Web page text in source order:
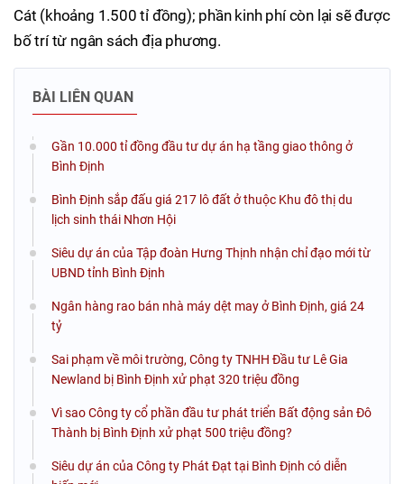
Cát (khoảng 1.500 tỉ đồng); phần kinh phí còn lại sẽ được
bố trí từ ngân sách địa phương.
BÀI LIÊN QUAN
Gần 10.000 tỉ đồng đầu tư dự án hạ tầng giao thông ở
Bình Định
Bình Định sắp đấu giá 217 lô đất ở thuộc Khu đô thị du
lịch sinh thái Nhơn Hội
Siêu dự án của Tập đoàn Hưng Thịnh nhận chỉ đạo mới từ
UBND tỉnh Bình Định
Ngân hàng rao bán nhà máy dệt may ở Bình Định, giá 24
tỷ
Sai phạm về môi trường, Công ty TNHH Đầu tư Lê Gia
Newland bị Bình Định xử phạt 320 triệu đồng
Vì sao Công ty cổ phần đầu tư phát triển Bất động sản Đô
Thành bị Bình Định xử phạt 500 triệu đồng?
Siêu dự án của Công ty Phát Đạt tại Bình Định có diễn